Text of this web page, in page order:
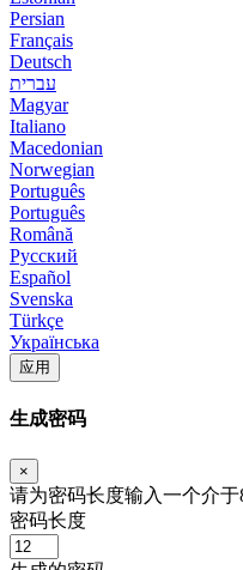
Persian
Français
Deutsch
עברית
Magyar
Italiano
Macedonian
Norwegian
Português
Português
Română
Русский
Español
Svenska
Türkçe
Українська
应用
生成密码
×
请为密码长度输入一个介
密码长度